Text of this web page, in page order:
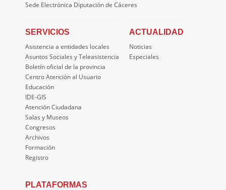
Sede Electrónica Diputación de Cáceres
SERVICIOS
Asistencia a entidades locales
Asuntos Sociales y Teleasistencia
Boletín oficial de la provincia
Centro Atención al Usuario
Educación
IDE-GIS
Atención Ciudadana
Salas y Museos
Congresos
Archivos
Formación
Registro
ACTUALIDAD
Noticias
Especiales
PLATAFORMAS